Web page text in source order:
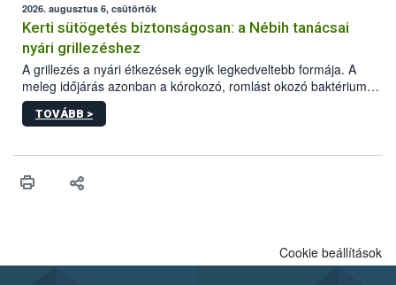
érésű szőlőkben is legyen lehetőség a károsító elleni további
védekezésre. Az Oroganic készítmény kis kiszerelésben kiskerti
felhasználók számára is elérhető és ökológiai termesztésben is
engedélyezett.
2026. augusztus 6, csütörtök
Kerti sütögetés biztonságosan: a Nébih tanácsai
nyári grillezéshez
A grillezés a nyári étkezések egyik legkedveltebb formája. A
meleg időjárás azonban a kórokozó, romlást okozó baktériumok
gyorsabb szaporodásának is kedvez. A szabadtéri sütögetés
ezért nem csupán a megfelelő sütési technikáról szól: legalább
higiéniai szabályok betartása, a megfelelő hőkezelés, valamint a
biztonsági Hivatal (Nébih) Oktatási Programja összegyűjtötte a
TOVÁBB >
Cookie beállítások